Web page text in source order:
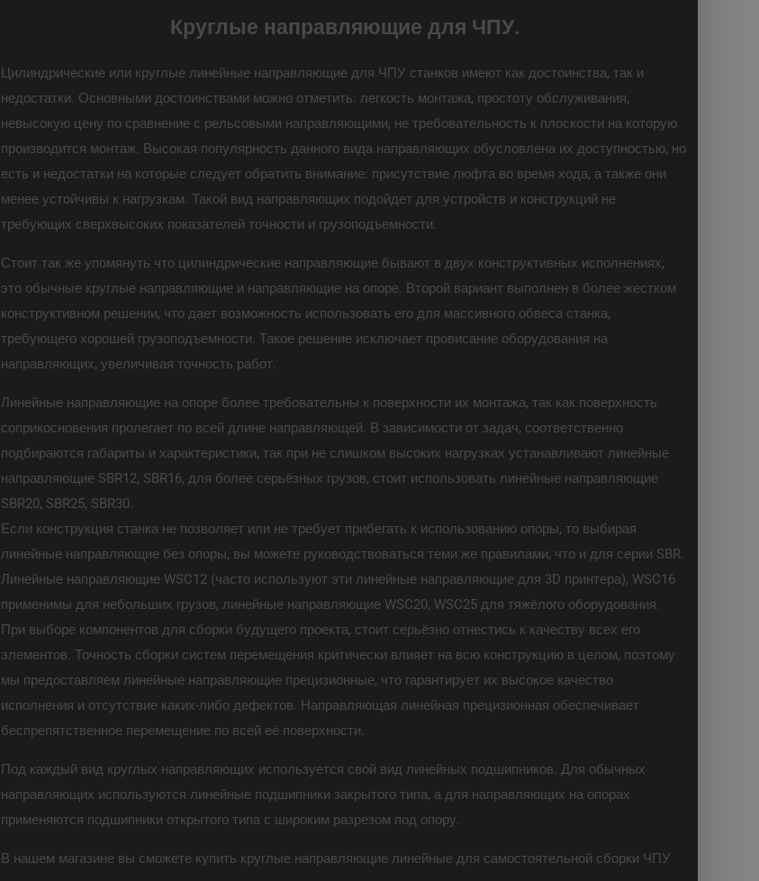
Круглые направляющие для ЧПУ.
Цилиндрические или круглые линейные направляющие для ЧПУ станков имеют как достоинства, так и
недостатки. Основными достоинствами можно отметить: легкость монтажа, простоту обслуживания,
невысокую цену по сравнение с рельсовыми направляющими, не требовательность к плоскости на которую
производится монтаж. Высокая популярность данного вида направляющих обусловлена их доступностью, но
есть и недостатки на которые следует обратить внимание: присутствие люфта во время хода, а также они
менее устойчивы к нагрузкам. Такой вид направляющих подойдет для устройств и конструкций не
требующих сверхвысоких показателей точности и грузоподъемности.
Стоит так же упомянуть что цилиндрические направляющие бывают в двух конструктивных исполнениях,
это обычные круглые направляющие и направляющие на опоре. Второй вариант выполнен в более жестком
конструктивном решении, что дает возможность использовать его для массивного обвеса станка,
требующего хорошей грузоподъемности. Такое решение исключает провисание оборудования на
направляющих, увеличивая точность работ.
Линейные направляющие на опоре более требовательны к поверхности их монтажа, так как поверхность
соприкосновения пролегает по всей длине направляющей. В зависимости от задач, соответственно
подбираются габариты и характеристики, так при не слишком высоких нагрузках устанавливают линейные
направляющие SBR12, SBR16, для более серьёзных грузов, стоит использовать линейные направляющие
SBR20, SBR25, SBR30.
Если конструкция станка не позволяет или не требует прибегать к использованию опоры, то выбирая
линейные направляющие без опоры, вы можете руководствоваться теми же правилами, что и для серии SBR.
Линейные направляющие WSC12 (часто используют эти линейные направляющие для 3D принтера), WSC16
применимы для небольших грузов, линейные направляющие WSC20, WSC25 для тяжёлого оборудования.
При выборе компонентов для сборки будущего проекта, стоит серьёзно отнестись к качеству всех его
элементов. Точность сборки систем перемещения критически влияет на всю конструкцию в целом, поэтому
мы предоставляем линейные направляющие прецизионные, что гарантирует их высокое качество
исполнения и отсутствие каких-либо дефектов. Направляющая линейная прецизионная обеспечивает
беспрепятственное перемещение по всей её поверхности.
Под каждый вид круглых направляющих используется свой вид линейных подшипников. Для обычных
направляющих используются линейные подшипники закрытого типа, а для направляющих на опорах
применяются подшипники открытого типа с широким разрезом под опору.
В нашем магазине вы сможете купить круглые направляющие линейные для самостоятельной сборки ЧПУ